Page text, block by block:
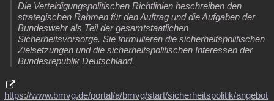
Die Verteidigungspolitischen Richtlinien beschreiben den
strategischen Rahmen für den Auftrag und die Aufgaben der
Bundeswehr als Teil der gesamtstaatlichen
Sicherheitsvorsorge. Sie formulieren die sicherheitspolitischen
Zielsetzungen und die sicherheitspolitischen Interessen der
Bundesrepublik Deutschland.
https://www.bmvg.de/portal/a/bmvg/start/sicherheitspolitik/angebot